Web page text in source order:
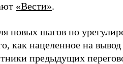
«Вести».
новых шагов по
как нацеленное на
предыдущих